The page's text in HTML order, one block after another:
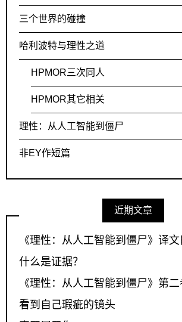
三个世界的碰撞
哈利波特与理性之道
HPMOR三次同人
HPMOR其它相关
理性：从人工智能到僵尸
非EY作短篇
近期文章
《理性：从人工智能到僵尸》译
什么是证据？
《理性：从人工智能到僵尸》第
看到自己瑕疵的镜头